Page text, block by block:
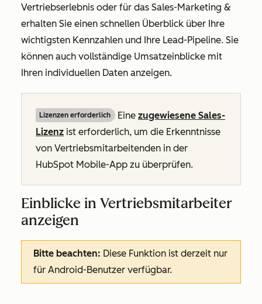
Vertriebserlebnis oder für das Sales-Marketing &
erhalten Sie einen schnellen Überblick über Ihre
wichtigsten Kennzahlen und Ihre Lead-Pipeline. Sie
können auch vollständige Umsatzeinblicke mit
Ihren individuellen Daten anzeigen.
Lizenzen erforderlich Eine zugewiesene Sales-
Lizenz ist erforderlich, um die Erkenntnisse
von Vertriebsmitarbeitenden in der
HubSpot Mobile-App zu überprüfen.
Einblicke in Vertriebsmitarbeiter
anzeigen
Bitte beachten: Diese Funktion ist derzeit nur
für Android-Benutzer verfügbar.